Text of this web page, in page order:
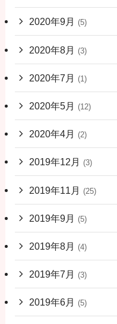
2020年9月 (5)
2020年8月 (3)
2020年7月 (1)
2020年5月 (12)
2020年4月 (2)
2019年12月 (3)
2019年11月 (25)
2019年9月 (5)
2019年8月 (4)
2019年7月 (3)
2019年6月 (5)